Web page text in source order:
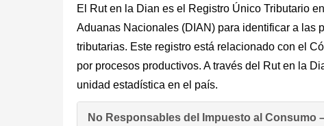
El Rut en la Dian es el Registro Único Tributario
Aduanas Nacionales (DIAN) para identificar a las
tributarias. Este registro está relacionado con el
por procesos productivos. A través del Rut en la
unidad estadística en el país.
No Responsables del Impuesto al Consumo